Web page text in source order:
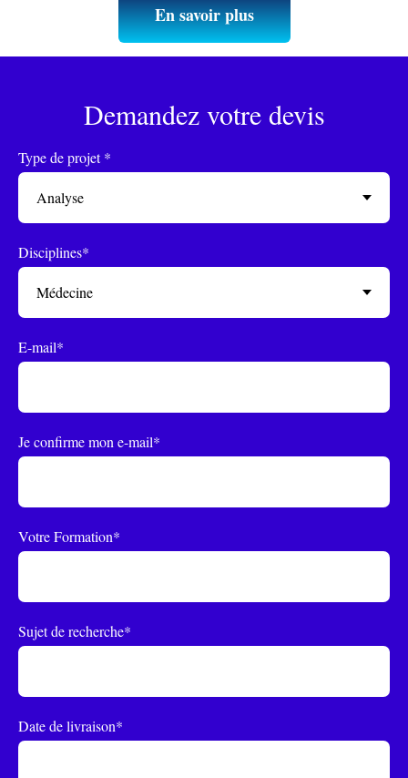
En savoir plus
Demandez votre devis
Type de projet *
Disciplines*
E-mail*
Je confirme mon e-mail*
Votre Formation*
Sujet de recherche*
Date de livraison*